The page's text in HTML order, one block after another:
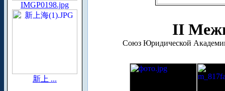
IMGP0198.jpg
新上 ...
II
Союз Юридической